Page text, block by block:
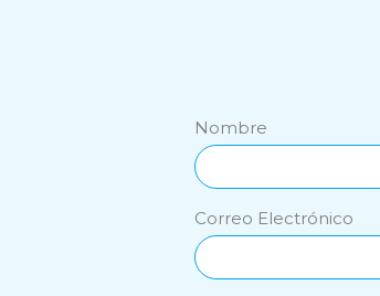
Nombre
Correo Electrónico